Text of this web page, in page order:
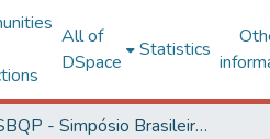
All of
DSpace
Statistics
SBQP - Simpósio Brasileiro de Qualidade do Projeto no Ambiente Construído